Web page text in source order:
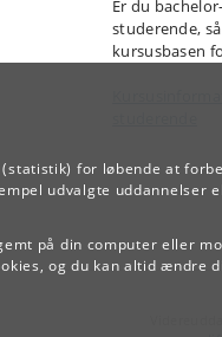
for løbende at
udvalgte uddannelser
på din computer eller
og du kan altid ændre
Er du
studerende,
kursusbasen